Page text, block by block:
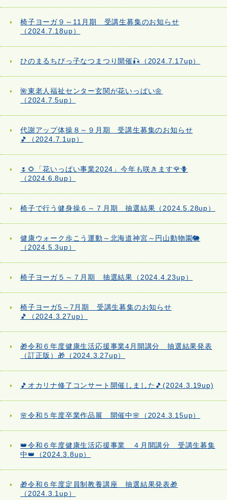
椅子ヨーガ９～11月期 受講生募集のお知らせ
（2024.7.18up）
ひのまるちびっ子なつまつり開催🎣（2024.7.17up）
🌺東老人福祉センター玄関が花いっぱい🌼
（2024.7.5up）
代謝アップ体操８～９月期 受講生募集のお知らせ
🎵（2024.7.1up）
🌷🌻「花いっぱい事業2024」今年も咲きます🌹🪻
（2024.6.8up）
椅子で行う健身操６～７月期 抽選結果（2024.5.28up）
健康ウォーク歩こう運動～北海道神宮～円山動物園🐘
（2024.5.3up）
椅子ヨーガ５～７月期 抽選結果（2024.4.23up）
椅子ヨーガ5～7月期 受講生募集のお知らせ
🎵（2024.3.27up）
🎁令和６年度健康生活応援事業4月開講分 抽選結果発表
（訂正版）🎁（2024.3.27up）
🎵オカリナ修了コンサート開催しました🎵(2024.3.19up)
🌸令和５年度卒業作品展 開催中🌸（2024.3.15up）
👑令和６年度健康生活応援事業 ４月開講分 受講生募集
中👑（2024.3.8up）
🎁令和６年度定員制教養講座 抽選結果発表🎁
（2024.3.1up）